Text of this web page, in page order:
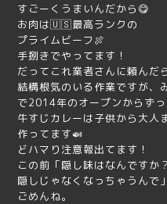
すごーくうまいんだから😋
お肉は🇺🇸最高ランクの
プライムビーフ🍖
手捌きでやってます！
だってこれ業者さんに頼んだ
結構根気のいる作業ですが、
で2014年のオープンからず
牛すじカレーは子供から大人
作ってます🍛
どハマり注意報出てます！
この前「隠し味はなんですか
隠しじゃなくなっちゃうん
ごめんね。